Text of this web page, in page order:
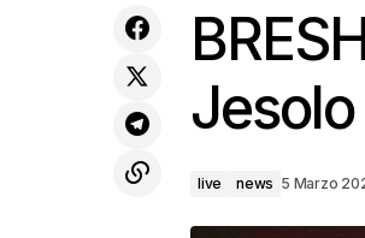
grande ritorno live [Scaletta e
Gallery]
live news 5 Marzo